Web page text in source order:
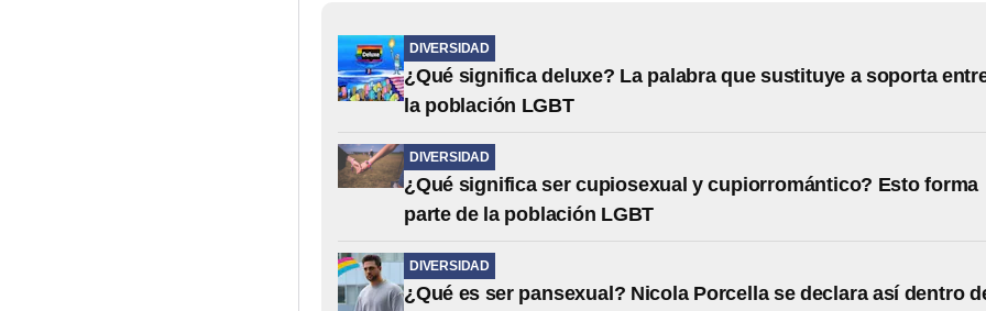
DIVERSIDAD
¿Qué significa deluxe? La palabra que sustituye a soporta
la población LGBT
DIVERSIDAD
¿Qué significa ser cupiosexual y cupiorromántico? Esto forma
parte de la población LGBT
DIVERSIDAD
¿Qué es ser pansexual? Nicola Porcella se declara así dentro